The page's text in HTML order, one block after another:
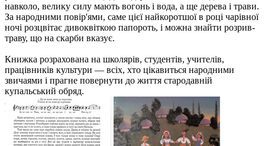
навколо, велику силу мають вогонь і вода, а ще дерева і трави.
За народними повір'ями, саме цієї найкоротшої в році чарівної
ночі розцвітає дивоквіткою папороть, і можна знайти розрив-
траву, що на скарби вказує.
Книжка розрахована на школярів, студентів, учителів,
працівників культури — всіх, хто цікавиться народними
звичаями і прагне повернути до життя стародавній
купальський обряд.